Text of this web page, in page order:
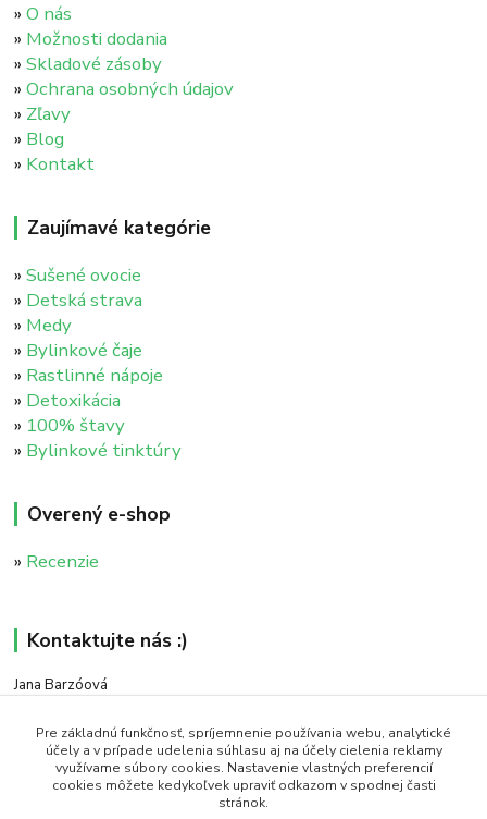
»O nás
» Možnosti dodania
»Skladové zásoby
»Ochrana osobných údajov
» Zľavy
» Blog
» Kontakt
Zaujímavé kategórie
»Sušené ovocie
» Detská strava
» Medy
» Bylinkové čaje
» Rastlinné nápoje
» Detoxikácia
» 100% štavy
» Bylinkové tinktúry
Overený e-shop
» Recenzie
Kontaktujte nás :)
Jana Barzóová
(PO - PIA, 8:00 - 18:00)
objednavky@naturaj.sk
Pre základnú funkčnosť, spríjemnenie používania webu, analytické
účely a v prípade udelenia súhlasu aj na účely cielenia reklamy
využívame súbory cookies. Nastavenie vlastných preferencií
cookies môžete kedykoľvek upraviť odkazom v spodnej časti
stránok.